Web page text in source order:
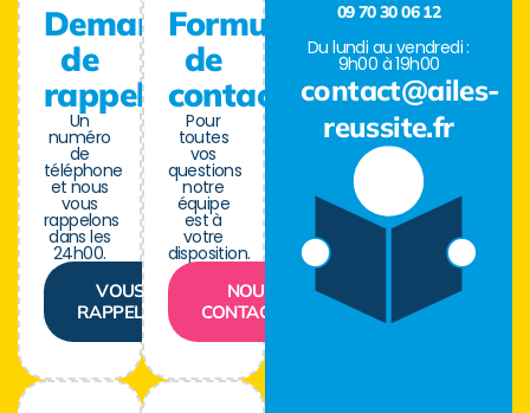
Demande
de
rappel
Un
numéro
de
téléphone
et nous
vous
rappelons
dans les
24h00.
VOUS
RAPPELER
Formulaire
de
contact
Pour
toutes
vos
questions
notre
équipe
est à
votre
disposition.
NOUS
CONTACTER
09 70 30 06 12
Du lundi au vendredi :
9h00 à 19h00
contact@ailes-
reussite.fr